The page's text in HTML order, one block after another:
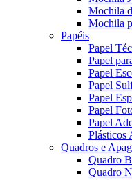
Mochila
Mochila
Papéis
Papel
Papel
Papel
Papel
Papel
Papel
Papel
Plásticos
Quadros e
Quadro
Quadro